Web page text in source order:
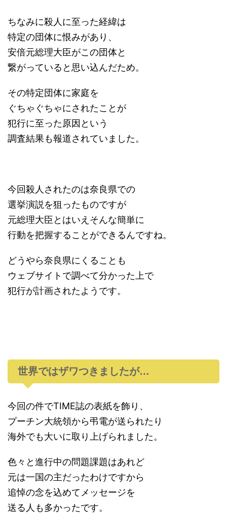
ちなみに殺人に至った経緯は
特定の団体に恨みがあり、
安倍元総理大臣がこの団体と
繋がっていると思い込んだため。
その特定団体に家庭を
ぐちゃぐちゃにされたことが
犯行に至った原因という
調査結果も報道されていました。
今回殺人されたのは奈良県での
選挙演説を狙ったものですが
元総理大臣とはいえそんな簡単に
行動を把握することができるんですね。
どうやら奈良県にくることも
ウェブサイトで調べて分かった上で
犯行が計画されたようです。
世界ではザワつきましたが…
今回の件でTIME誌の表紙を飾り、
プーチン大統領から弔電が送られたり
海外でも大いに取り上げられました。
色々と進行中の問題課題はあれど
元は一国の主だったわけですから
追悼の念を込めてメッセージを
送る人も多かったです。